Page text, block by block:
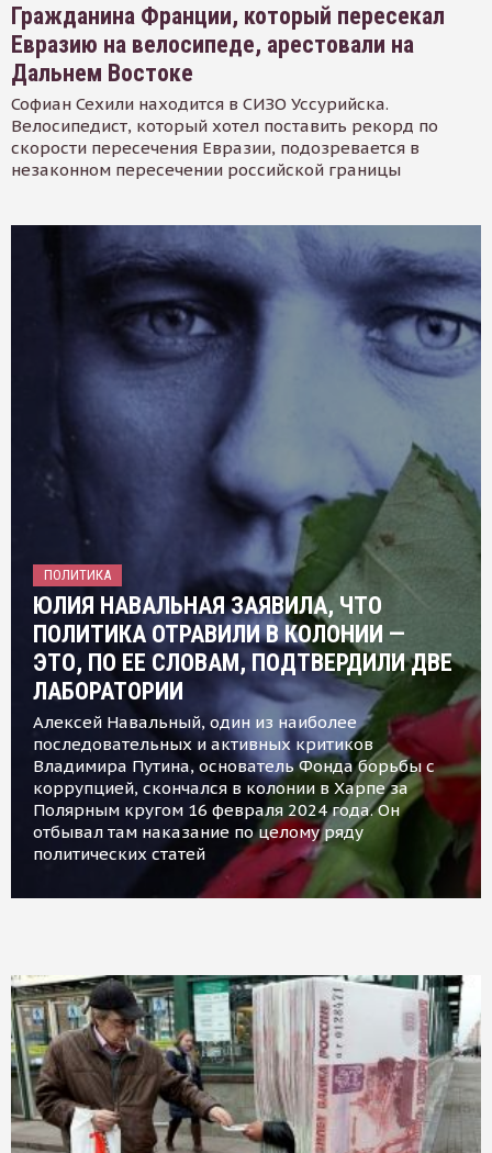
Гражданина Франции, который пересекал
Евразию на велосипеде, арестовали на
Дальнем Востоке
Софиан Сехили находится в СИЗО Уссурийска.
Велосипедист, который хотел поставить рекорд по
скорости пересечения Евразии, подозревается в
незаконном пересечении российской границы
ПОЛИТИКА
ЮЛИЯ НАВАЛЬНАЯ ЗАЯВИЛА, ЧТО
ПОЛИТИКА ОТРАВИЛИ В КОЛОНИИ —
ЭТО, ПО ЕЕ СЛОВАМ, ПОДТВЕРДИЛИ ДВЕ
ЛАБОРАТОРИИ
Алексей Навальный, один из наиболее
последовательных и активных критиков
Владимира Путина, основатель Фонда борьбы с
коррупцией, скончался в колонии в Харпе за
Полярным кругом 16 февраля 2024 года. Он
отбывал там наказание по целому ряду
политических статей